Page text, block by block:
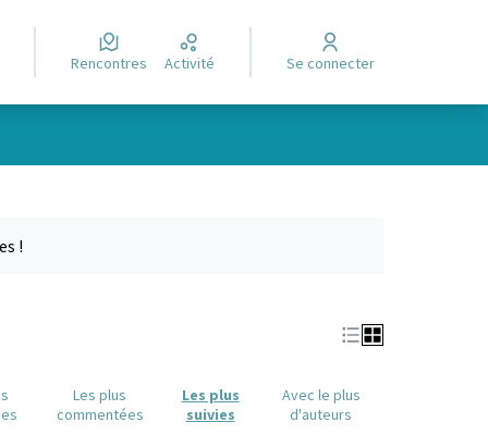
Rencontres Activité Se connecter
!
Les plus
commentées
Les plus
suivies
Avec le plus
d'auteurs